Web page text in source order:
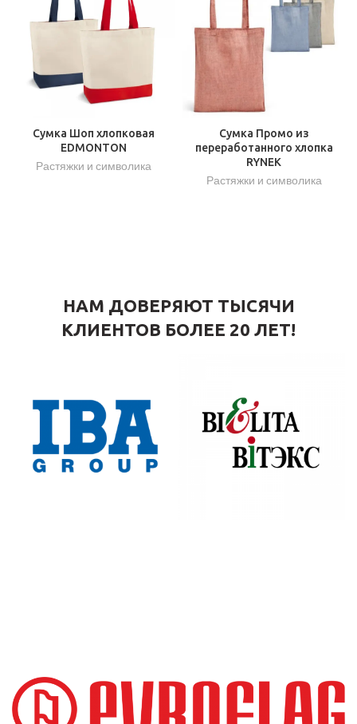
Сумка Шоп хлопковая
EDMONTON
Растяжки и символика
Сумка Промо из
переработанного хлопка
RYNEK
Растяжки и символика
НАМ ДОВЕРЯЮТ ТЫСЯЧИ
КЛИЕНТОВ БОЛЕЕ 20 ЛЕТ!